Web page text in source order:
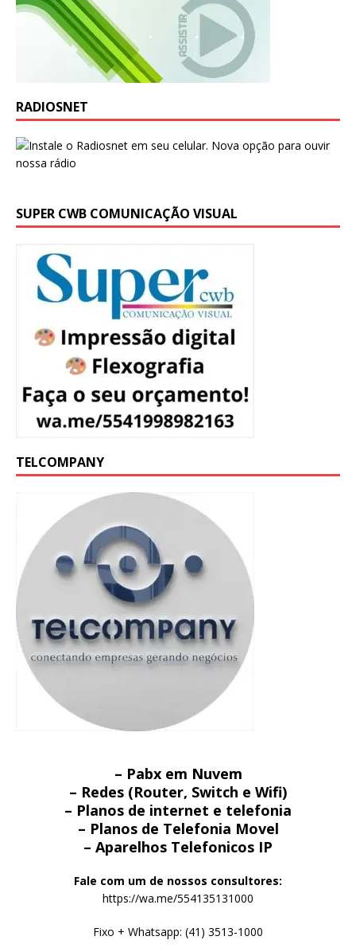
RADIOSNET
SUPER CWB COMUNICAÇÃO VISUAL
TELCOMPANY
– Pabx em Nuvem
– Redes (Router, Switch e Wifi)
– Planos de internet e telefonia
– Planos de Telefonia Movel
– Aparelhos Telefonicos IP
Fale com um de nossos consultores:
https://wa.me/554135131000
Fixo + Whatsapp: (41) 3513-1000